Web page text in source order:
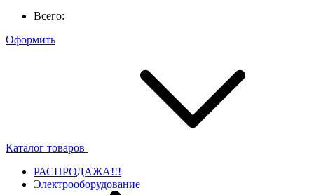
Всего:
Оформить
Каталог товаров
РАСПРОДАЖА!!!
Электрооборудование